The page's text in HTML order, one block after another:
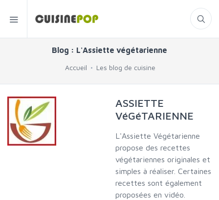
Blog : L'Assiette végétarienne
Accueil Les blog de cuisine
ASSIETTE
VéGéTARIENNE
L'Assiette Végétarienne
propose des recettes
végétariennes originales et
simples à réaliser. Certaines
recettes sont également
proposées en vidéo.